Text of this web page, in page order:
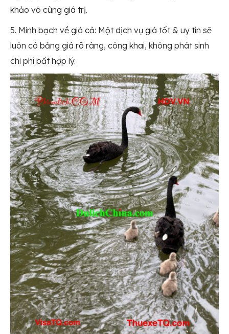
khảo vô cùng giá trị.
5. Minh bạch về giá cả: Một dịch vụ giá tốt & uy tín sẽ
luôn có bảng giá rõ ràng, công khai, không phát sinh
chi phí bất hợp lý.